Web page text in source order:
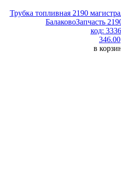
Трубка топливная 2190
БалаковоЗапчасть
код:
346.00
в